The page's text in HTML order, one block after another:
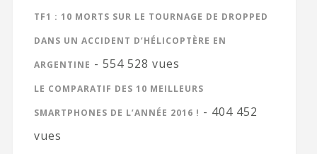
TF1 : 10 MORTS SUR LE TOURNAGE DE DROPPED
DANS UN ACCIDENT D’HÉLICOPTÈRE EN
ARGENTINE - 554 528 vues
LE COMPARATIF DES 10 MEILLEURS
SMARTPHONES DE L’ANNÉE 2016 ! - 404 452
vues